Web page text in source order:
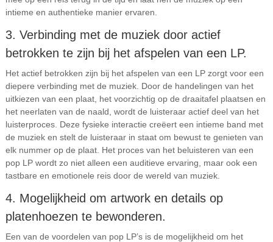
intieme en authentieke manier ervaren.
3. Verbinding met de muziek door actief
betrokken te zijn bij het afspelen van een LP.
Het actief betrokken zijn bij het afspelen van een LP zorgt voor een
diepere verbinding met de muziek. Door de handelingen van het
uitkiezen van een plaat, het voorzichtig op de draaitafel plaatsen en
het neerlaten van de naald, wordt de luisteraar actief deel van het
luisterproces. Deze fysieke interactie creëert een intieme band met
de muziek en stelt de luisteraar in staat om bewust te genieten van
elk nummer op de plaat. Het proces van het beluisteren van een
pop LP wordt zo niet alleen een auditieve ervaring, maar ook een
tastbare en emotionele reis door de wereld van muziek.
4. Mogelijkheid om artwork en details op
platenhoezen te bewonderen.
Een van de voordelen van pop LP’s is de mogelijkheid om het